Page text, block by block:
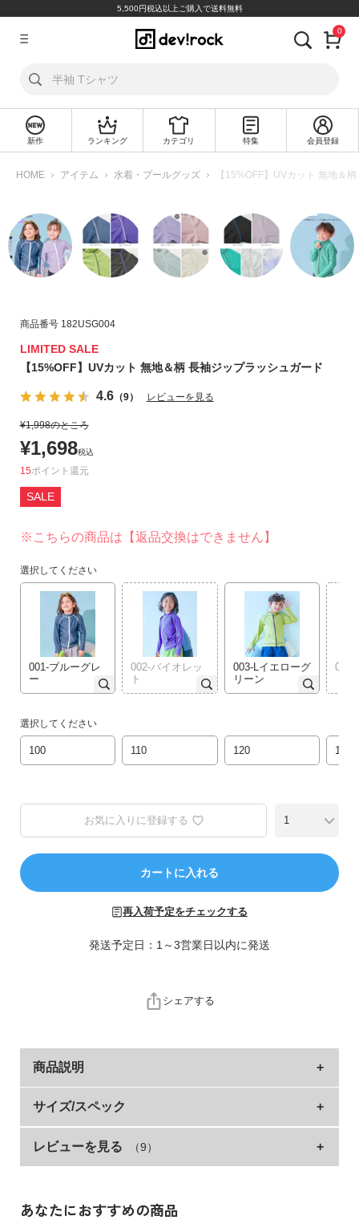
5,500円税込以上ご購入で送料無料
グ
規
録
探
カ
ゴ
リ
か
探
す
ラ
ン
ン
か
作
ら
探
特
か
探
す
イ
ド・
ビ
0
新作 ランキング カテゴリ 特集 会員登録
HOME アイテム 水着・プールグッズ 【15%OFF】UVカット 無地＆
商品番号 182USG004
LIMITED SALE
【15%OFF】UVカット 無地＆柄 長袖ジップラッシュガード
4.6（9） レビューを見る
¥1,998のところ
¥1,698税込
15ポイント
SALE
※こちらの商品は【返品交換はできません】
選択してください
001-ブルーグレ
ー
002-バイオレッ
ト
003-Lイエローグ
リーン
004-
選択してください
100 110 120 130
お気に入りに登録する
カートに入れる
再入荷予定をチェックする
発送予定日：1～3営業日以内に発送
シェアする
商品説明
プール・海はもちろん、マリンスポーツにもおすすめ
したいベーシックなラッシュガード。
フードがないので動きやすく、ジップで着脱しやすいのがポイ
ント。
イテムです。
サイズ/スペック
サイズ 着丈
レビューを見る （9）
あなたにおすすめの商品